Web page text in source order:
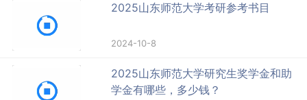
2025山东师范大学考研参考书目
2024-10-8
2025山东师范大学研究生奖学金和助
学金有哪些，多少钱？